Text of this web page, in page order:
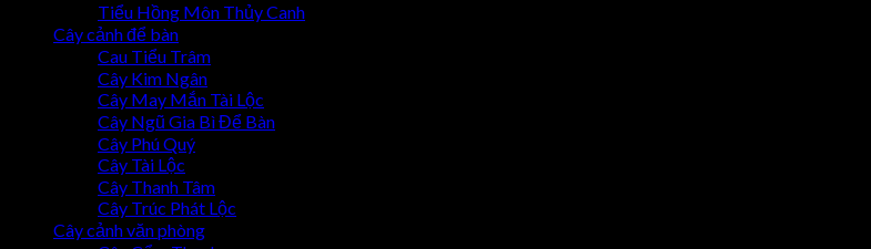
Tiểu Hồng Môn Thủy Canh
Cây cảnh để bàn
Cau Tiểu Trâm
Cây Kim Ngân
Cây May Mắn Tài Lộc
Cây Ngũ Gia Bì Để Bàn
Cây Phú Quý
Cây Tài Lộc
Cây Thanh Tâm
Cây Trúc Phát Lộc
Cây cảnh văn phòng